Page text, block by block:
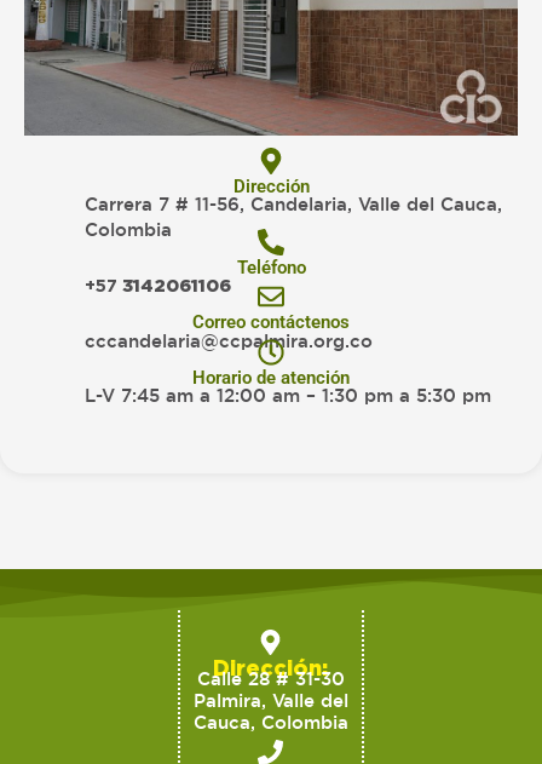
Dirección
Carrera 7 # 11-56, Candelaria, Valle del Cauca,
Colombia
Teléfono
+57 3142061106
Correo contáctenos
cccandelaria@ccpalmira.org.co
Horario de atención
L-V 7:45 am a 12:00 am – 1:30 pm a 5:30 pm
Dirección:
Calle 28 # 31-30
Palmira, Valle del
Cauca, Colombia